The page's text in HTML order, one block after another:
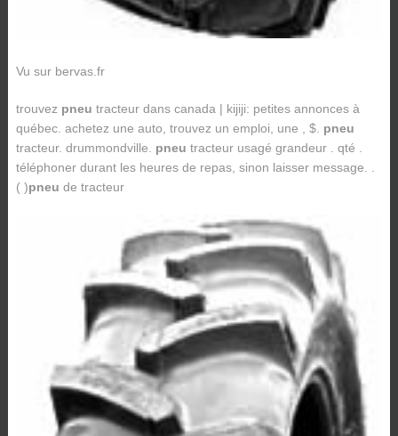
Vu sur bervas.fr
trouvez pneu tracteur dans canada | kijiji: petites annonces à
québec. achetez une auto, trouvez un emploi, une , $. pneu
tracteur. drummondville. pneu tracteur usagé grandeur . qté .
téléphoner durant les heures de repas, sinon laisser message. .
( )pneu de tracteur